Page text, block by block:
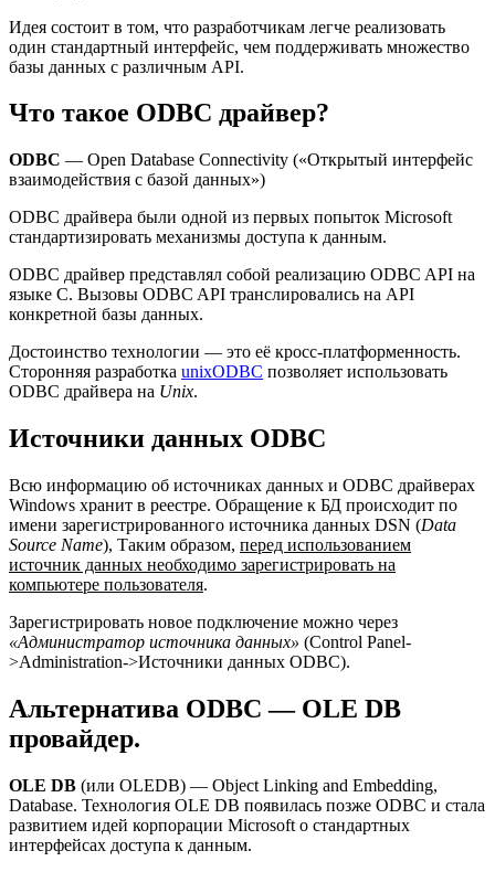
Идея состоит в том, что разработчикам легче реализовать
один стандартный интерфейс, чем поддерживать множество
базы данных с различным API.
Что такое ODBC драйвер?
ODBC — Open Database Connectivity («Открытый интерфейс
взаимодействия с базой данных»)
ODBC драйвера были одной из первых попыток Microsoft
стандартизировать механизмы доступа к данным.
ODBC драйвер представлял собой реализацию ODBC API на
языке C. Вызовы ODBC API транслировались на API
конкретной базы данных.
Достоинство технологии — это её кросс-платформенность.
Сторонняя разработка unixODBC позволяет использовать
ODBC драйвера на Unix.
Источники данных ODBC
Всю информацию об источниках данных и ODBC драйверах
Windows хранит в реестре. Обращение к БД происходит по
имени зарегистрированного источника данных DSN (Data
Source Name), Таким образом, перед использованием
источник данных необходимо зарегистрировать на
компьютере пользователя.
Зарегистрировать новое подключение можно через
«Администратор источника данных» (Control Panel-
>Administration->Источники данных ODBC).
Альтернатива ODBC — OLE DB
провайдер.
OLE DB (или OLEDB) — Object Linking and Embedding,
Database. Технология OLE DB появилась позже ODBC и стала
развитием идей корпорации Microsoft о стандартных
интерфейсах доступа к данным.